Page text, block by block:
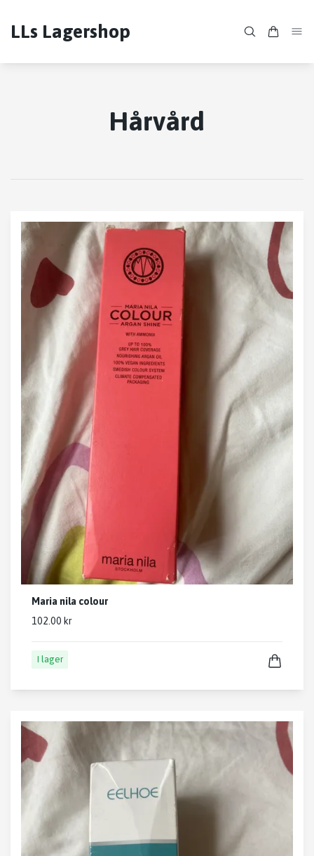
LLs Lagershop
Hårvård
Maria nila colour
102.00 kr
I lager